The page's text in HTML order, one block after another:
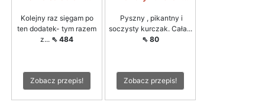
Kolejny raz sięgam po
ten dodatek- tym razem
z... ⇖ 484
Zobacz przepis!
Pyszny , pikantny i
soczysty kurczak. Cała...
⇖ 80
Zobacz przepis!